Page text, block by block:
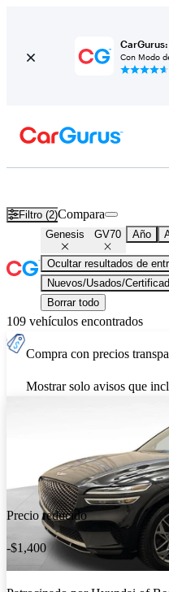
Con Modo
Filtro (2)Compara
Genesis GV70 Año
Ocultar resultados de
Nuevos/Usados/
Borrar todo
109 vehículos encontrados
Compra con precios
Mostrar solo avisos que
Precio reducido
-$1,400